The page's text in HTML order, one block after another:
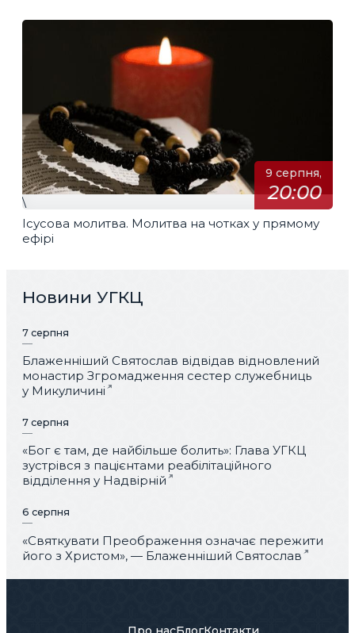
9 серпня,
20:00
\
Ісусова молитва. Молитва на чотках у прямому
ефірі
Новини УГКЦ
7 серпня
Блаженніший Святослав відвідав відновлений
монастир Згромадження сестер служебниць
у Микуличині
7 серпня
«Бог є там, де найбільше болить»: Глава УГКЦ
зустрівся з пацієнтами реабілітаційного
відділення у Надвірній
6 серпня
«Святкувати Преображення означає пережити
його з Христом», — Блаженніший Святослав